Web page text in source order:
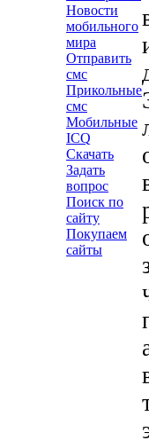
Новости
мобильного
мира
Отправить
смс
Прикольные
смс
Мобильные
ICQ
Скачать
Задать
вопрос
Поиск по
сайту
Покупаем
сайты